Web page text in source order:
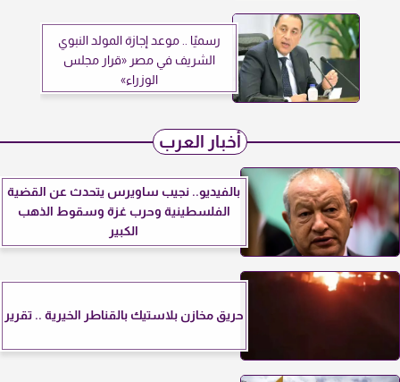
رسميًا .. موعد إجازة المولد النبوي
الشريف في مصر «قرار مجلس
الوزراء»
أخبار العرب
بالفيديو.. نجيب ساويرس يتحدث عن القضية
الفلسطينية وحرب غزة وسقوط الذهب
الكبير
حريق مخازن بلاستيك بالقناطر الخيرية .. تقرير